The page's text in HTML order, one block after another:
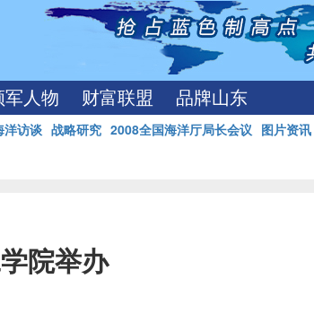
军人物 财富联盟 品牌山东
洋访谈 战略研究 2008全国海洋厅局长会议 图片资讯
院举办